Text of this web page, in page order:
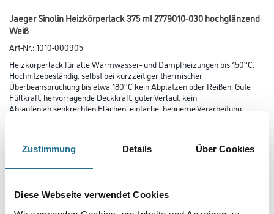
Zustimmung Details Über Cookies
Diese Webseite verwendet Cookies
Jaeger Sinolin Heizkörperlack 375 ml 2779010-030 hochglänzend
Weiß
Art-Nr.:1010-000905
Heizkörperlack für alle Warmwasser- und Dampfheizungen bis 150°C.
Hochhitzebeständig, selbst bei kurzzeitiger thermischer
Überbeanspruchung bis etwa 180°C kein Abplatzen oder Reißen. Gute
Füllkraft, hervorragende Deckkraft, guter Verlauf, kein
Ablaufen an senkrechten Flächen, einfache, bequeme Verarbeitung,
Farbtonbezeichnung
Glanzgrad